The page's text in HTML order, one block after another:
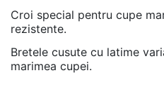
Croi special pentru cupe
rezistente.
Bretele cusute cu latime
marimea cupei.